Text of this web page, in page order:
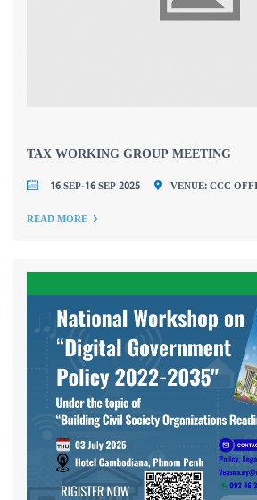
TAX WORKING GROUP MEETING
16 SEP-16 SEP 2025
VENUE: CCC
READ MORE